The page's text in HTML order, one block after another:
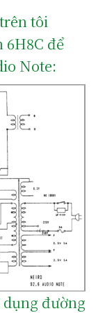
tôi
6H8C để
Note:
dụng đường